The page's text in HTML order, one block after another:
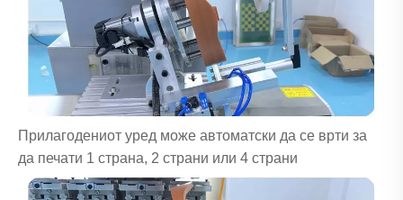
Прилагодениот уред може автоматски да се врти за
да печати 1 страна, 2 страни или 4 страни